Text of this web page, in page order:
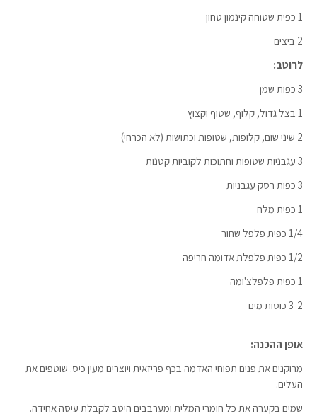
1 כפית שטוחה קינמון טחון
2 ביצים
לרוטב:
3 כפות שמן
1 בצל גדול, קלוף, שטוף וקצוץ
2 שיני שום, קלופות, שטופות וכתושות (לא הכרחי)
3 עגבניות שטופות וחתוכות לקוביות קטנות
3 כפות רסק עגבניות
1 כפית מלח
1/4 כפית פלפל שחור
1/2 כפית פלפלת אדומה חריפה
1 כפית פלפלצ'ומה
3-2 כוסות מים
אופן ההכנה:
מרוקנים את פנים תפוחי האדמה בכף פריזאית ויוצרים מעין כיס. שוטפים את
העלים.
שמים בקערה את כל חומרי המלית ומערבבים היטב לקבלת עיסה אחידה.